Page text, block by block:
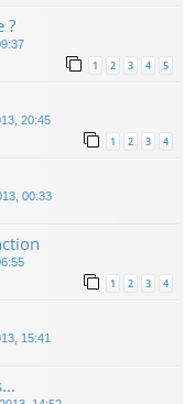
?
1 2 3 4 5
20:45
1 2 3 4
00:33
1 2 3 4
15:41